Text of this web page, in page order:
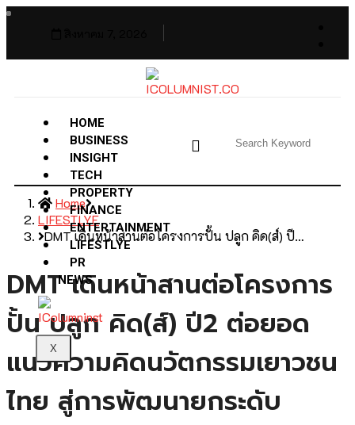
HOME
BUSINESS
INSIGHT
TECH
PROPERTY
FINANCE
ENTERTAINMENT
LIFESTLYE
PR
NEWS
X
Home
LIFESTLYE
DMT เดินหน้าสานต่อโครงการปั้น ปลูก คิด(ส์) ปี…
DMT เดินหน้าสานต่อโครงการ
ปั้น ปลูก คิด(ส์) ปี2 ต่อยอด
แนวความคิดนวัตกรรมเยาวชน
ไทย สู่การพัฒนายกระดับ